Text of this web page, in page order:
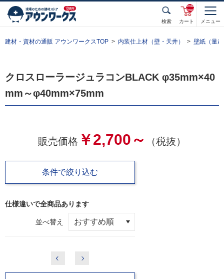
検索 カート
unde
fined
メニュー
建材・資材の通販 アウンワークスTOP 内装仕上材（壁・天井） 壁紙（量
クロスローラージュラコンBLACK φ35mm×40
mm～φ40mm×75mm
販売価格 ￥2,700～ （税抜）
条件で絞り込む
仕様違いで全商品あります
並べ替え